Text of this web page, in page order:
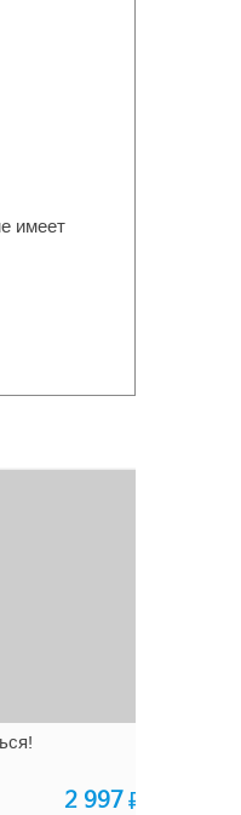
имеет
2 997₽